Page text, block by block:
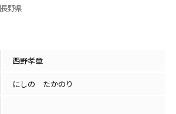
長野県
西野孝章
にしの たかのり